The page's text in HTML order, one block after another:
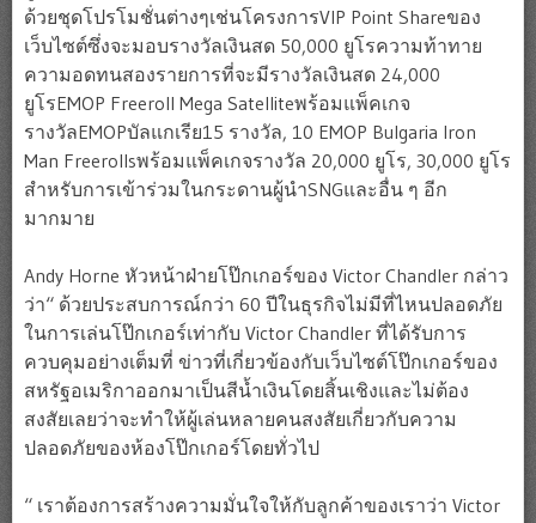
ด้วยชุดโปรโมชั่นต่างๆเช่นโครงการVIP Point Shareของ
เว็บไซต์ซึ่งจะมอบรางวัลเงินสด 50,000 ยูโรความท้าทาย
ความอดทนสองรายการที่จะมีรางวัลเงินสด 24,000
ยูโรEMOP Freeroll Mega Satelliteพร้อมแพ็คเกจ
รางวัลEMOPบัลแกเรีย15 รางวัล, 10 EMOP Bulgaria Iron
Man Freerollsพร้อมแพ็คเกจรางวัล 20,000 ยูโร, 30,000 ยูโร
สำหรับการเข้าร่วมในกระดานผู้นำSNGและอื่น ๆ อีก
มากมาย
Andy Horne หัวหน้าฝ่ายโป๊กเกอร์ของ Victor Chandler กล่าว
ว่า“ ด้วยประสบการณ์กว่า 60 ปีในธุรกิจไม่มีที่ไหนปลอดภัย
ในการเล่นโป๊กเกอร์เท่ากับ Victor Chandler ที่ได้รับการ
ควบคุมอย่างเต็มที่ ข่าวที่เกี่ยวข้องกับเว็บไซต์โป๊กเกอร์ของ
สหรัฐอเมริกาออกมาเป็นสีน้ำเงินโดยสิ้นเชิงและไม่ต้อง
สงสัยเลยว่าจะทำให้ผู้เล่นหลายคนสงสัยเกี่ยวกับความ
ปลอดภัยของห้องโป๊กเกอร์โดยทั่วไป
“ เราต้องการสร้างความมั่นใจให้กับลูกค้าของเราว่า Victor